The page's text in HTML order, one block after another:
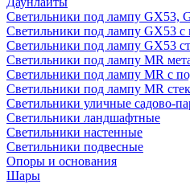
Светильники под лампу GX53,
Светильники под лампу GX53 с
Светильники под лампу GX53
Светильники под лампу MR
Светильники под лампу MR с
Светильники под лампу MR
Светильники уличные садово-
Светильники ландшафтные
Светильники настенные
Светильники подвесные
Опоры и основания
Шары